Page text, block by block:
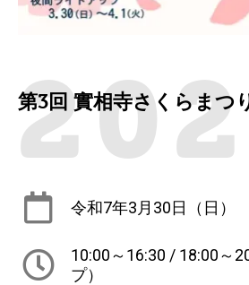
第3回 實相寺さくらまつ
令和7年3月30日（日）
10:00～16:30 / 18:00～
プ）